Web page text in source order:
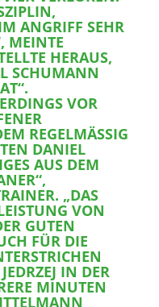
ANGRIFF SEHR
MEINTE
HERAUS,
SCHUMANN
VOR
REGELMÄSSIG F
DANIEL H
AUS DEM R
F
„DAS W
VON U
GUTEN L
FÜR DIE O
W
IN DER Z
MINUTEN O
AU